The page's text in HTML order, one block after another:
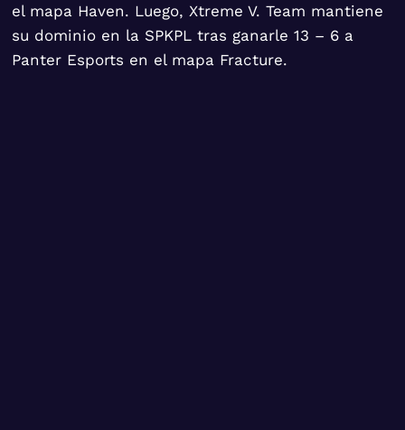
el mapa Haven. Luego, Xtreme V. Team mantiene
su dominio en la SPKPL tras ganarle 13 – 6 a
Panter Esports en el mapa Fracture.